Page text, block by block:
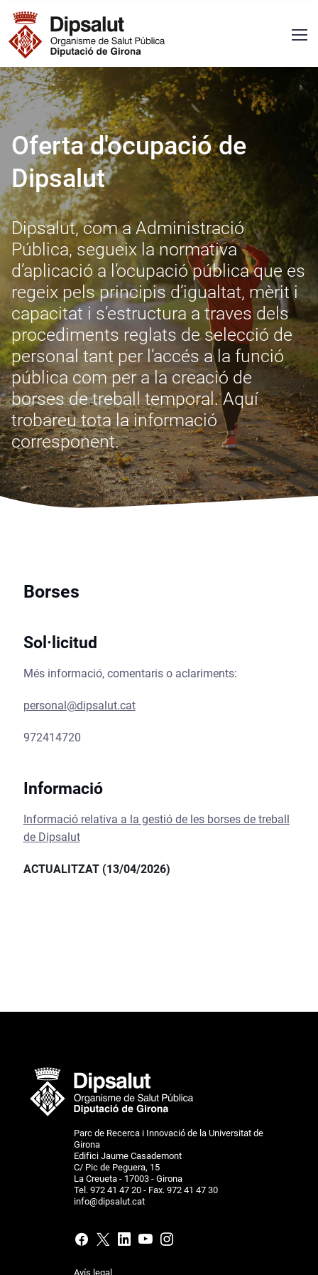
Navegació principal
Oferta d'ocupació de
Dipsalut
Dipsalut, com a Administració
Pública, segueix la normativa
d’aplicació a l’ocupació pública que es
regeix pels principis d’igualtat, mèrit i
capacitat i s’estructura a traves dels
procediments reglats de selecció de
personal tant per l’accés a la funció
pública com per a la creació de
borses de treball temporal. Aquí
trobareu tota la informació
corresponent.
Borses
Sol·licitud
Més informació, comentaris o aclariments:
personal@dipsalut.cat
972414720
Informació
Informació relativa a la gestió de les borses de treball
de Dipsalut
ACTUALITZAT (13/04/2026)
Parc de Recerca i Innovació de la Universitat de
Girona
Edifici Jaume Casademont
C/ Pic de Peguera, 15
La Creueta - 17003 - Girona
Tel. 972 41 47 20 - Fax. 972 41 47 30
info@dipsalut.cat
Avís legal